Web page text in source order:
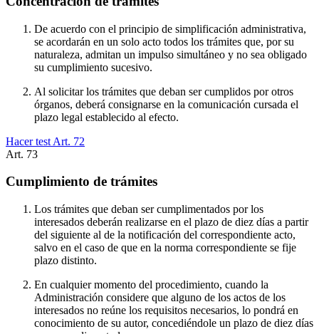
De acuerdo con el principio de simplificación administrativa,
se acordarán en un solo acto todos los trámites que, por su
naturaleza, admitan un impulso simultáneo y no sea obligado
su cumplimiento sucesivo.
Al solicitar los trámites que deban ser cumplidos por otros
órganos, deberá consignarse en la comunicación cursada el
plazo legal establecido al efecto.
Hacer test Art. 72
Art. 73
Cumplimiento de trámites
Los trámites que deban ser cumplimentados por los
interesados deberán realizarse en el plazo de diez días a partir
del siguiente al de la notificación del correspondiente acto,
salvo en el caso de que en la norma correspondiente se fije
plazo distinto.
En cualquier momento del procedimiento, cuando la
Administración considere que alguno de los actos de los
interesados no reúne los requisitos necesarios, lo pondrá en
conocimiento de su autor, concediéndole un plazo de diez días